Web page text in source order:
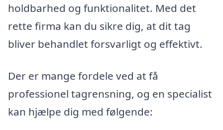
holdbarhed og funktionalitet. Med det
rette firma kan du sikre dig, at dit tag
bliver behandlet forsvarligt og effektivt.
Der er mange fordele ved at få
professionel tagrensning, og en specialist
kan hjælpe dig med følgende: